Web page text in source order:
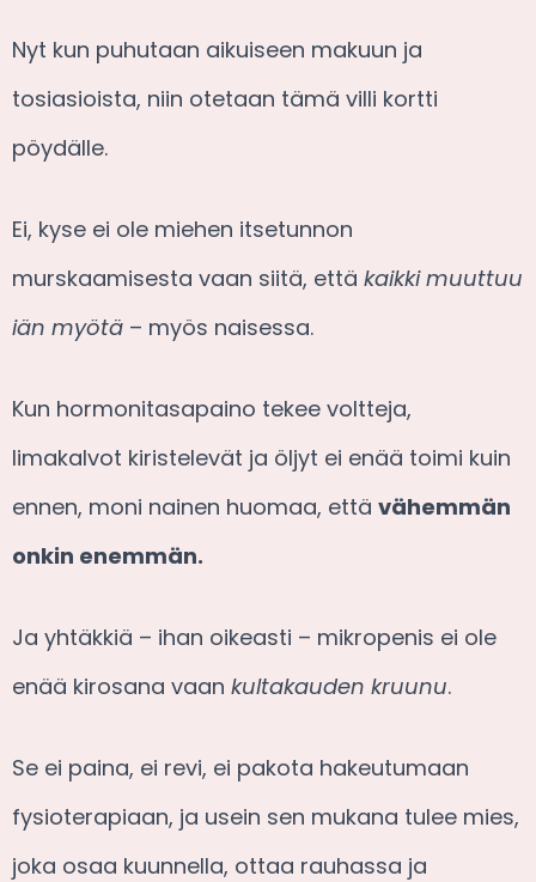
Nyt kun puhutaan aikuiseen makuun ja
tosiasioista, niin otetaan tämä villi kortti
pöydälle.
Ei, kyse ei ole miehen itsetunnon
murskaamisesta vaan siitä, että kaikki muuttuu
iän myötä – myös naisessa.
Kun hormonitasapaino tekee voltteja,
limakalvot kiristelevät ja öljyt ei enää toimi kuin
ennen, moni nainen huomaa, että vähemmän
onkin enemmän.
Ja yhtäkkiä – ihan oikeasti – mikropenis ei ole
enää kirosana vaan kultakauden kruunu.
Se ei paina, ei revi, ei pakota hakeutumaan
fysioterapiaan, ja usein sen mukana tulee mies,
joka osaa kuunnella, ottaa rauhassa ja